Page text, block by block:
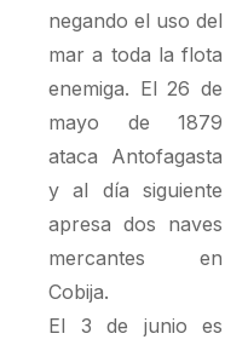
negando el uso del
mar a toda la flota
enemiga. El 26 de
mayo de 1879
ataca Antofagasta
y al día siguiente
apresa dos naves
mercantes en
Cobija.
El 3 de junio es